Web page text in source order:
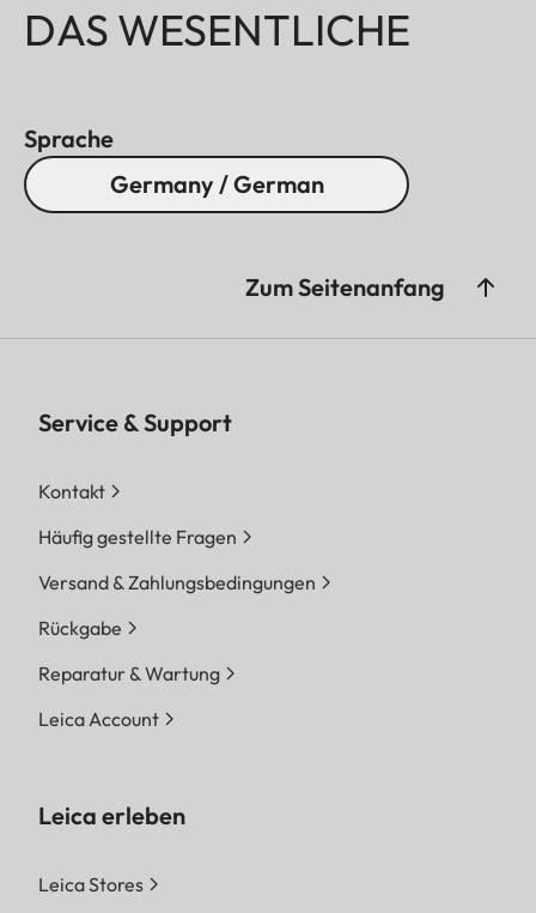
DAS WESENTLICHE
Sprache
Germany / German
Zum Seitenanfang
Service & Support
Kontakt
Häufig gestellte Fragen
Versand & Zahlungsbedingungen
Rückgabe
Reparatur & Wartung
Leica Account
Leica erleben
Leica Stores